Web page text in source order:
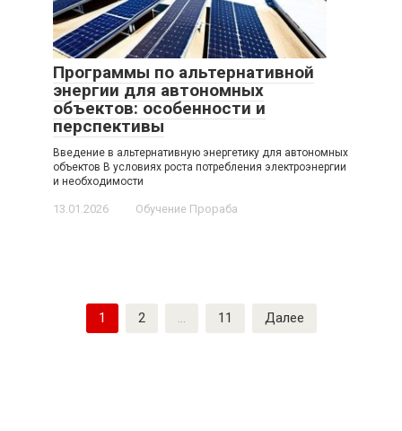
Программы по альтернативной
энергии для автономных
объектов: особенности и
перспективы
Введение в альтернативную энергетику для автономных
объектов В условиях роста потребления электроэнергии
и необходимости
13.01.2026 Обучение Прораба
1 2 … 11 Далее